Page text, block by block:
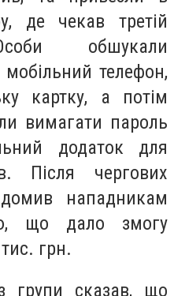
де чекав третій
обшукали
мобільний телефон,
картку, а потім
вимагати пароль
додаток для
Після чергових
нападникам
що дало змогу
грн.
групи сказав, що